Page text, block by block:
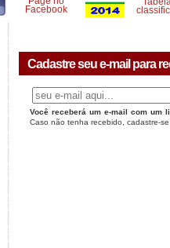
Facebook
Cadastre seu e-mail para
Você receberá um e-mail com um
Caso não tenha recebido, cadastre-